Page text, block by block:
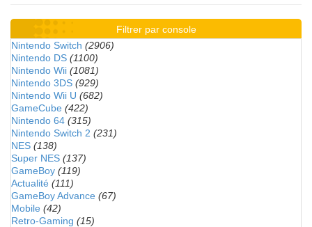
Filtrer par console
Nintendo Switch (2906)
Nintendo DS (1100)
Nintendo Wii (1081)
Nintendo 3DS (929)
Nintendo Wii U (682)
GameCube (422)
Nintendo 64 (315)
Nintendo Switch 2 (231)
NES (138)
Super NES (137)
GameBoy (119)
Actualité (111)
GameBoy Advance (67)
Mobile (42)
Retro-Gaming (15)